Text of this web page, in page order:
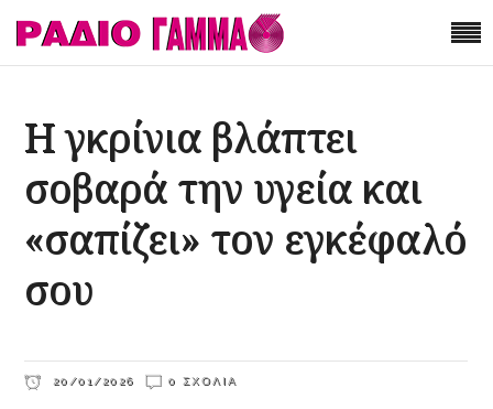
Η γκρίνια βλάπτει
σοβαρά την υγεία και
«σαπίζει» τον εγκέφαλό
σου
20/01/2026 0 ΣΧΌΛΙΑ